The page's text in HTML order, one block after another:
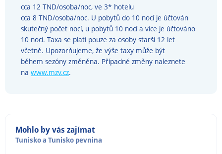
cca 12 TND/osoba/noc, ve 3* hotelu
cca 8 TND/osoba/noc. U pobytů do 10 nocí je účtován
skutečný počet nocí, u pobytů 10 nocí a více je účtováno
10 nocí. Taxa se platí pouze za osoby starší 12 let
včetně. Upozorňujeme, že výše taxy může být
během sezóny změněna. Případné změny naleznete
na www.mzv.cz.
Mohlo by vás zajímat
Tuniskoa Tunisko pevnina